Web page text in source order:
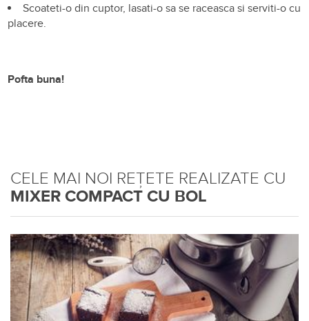
Scoateti-o din cuptor, lasati-o sa se raceasca si serviti-o cu
placere.
Pofta buna!
CELE MAI NOI REȚETE REALIZATE CU
MIXER COMPACT CU BOL